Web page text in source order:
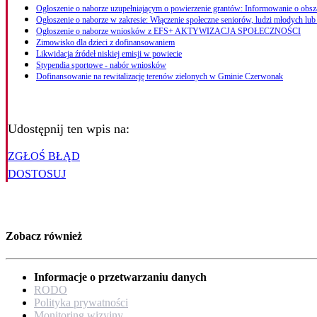
Ogłoszenie o naborze uzupełniającym o powierzenie grantów: Informowanie o
Ogłoszenie o naborze w zakresie: Włączenie społeczne seniorów, ludzi młodych
Ogłoszenie o naborze wniosków z EFS+ AKTYWIZACJA SPOŁECZNOŚCI
Zimowisko dla dzieci z dofinansowaniem
Likwidacja źródeł niskiej emisji w powiecie
Stypendia sportowe - nabór wniosków
Dofinansowanie na rewitalizację terenów zielonych w Gminie Czerwonak
Udostępnij ten wpis na:
ZGŁOŚ BŁĄD
DOSTOSUJ
Zobacz również
Informacje o przetwarzaniu danych
RODO
Polityka prywatności